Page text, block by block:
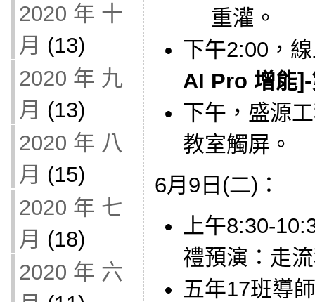
2020 年 十
月 (13)
2020 年 九
月 (13)
2020 年 八
月 (15)
2020 年 七
月 (18)
2020 年 六
重灌。
下午2:00，
AI Pro 增能
下午，盛源
教室觸屏。
6月9日(二)：
上午8:30-
禮預演：走
五年17班導